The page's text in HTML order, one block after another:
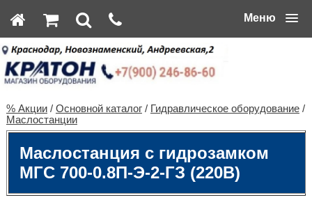
Меню
% Акции/ Основной каталог/ Гидравлическое оборудование/
Маслостанции
Маслостанция с гидрозамком
МГС 700-0.8П-Э-2-ГЗ (220В)